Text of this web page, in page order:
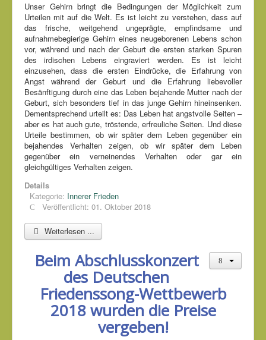
Unser Gehirn bringt die Bedingungen der Möglichkeit zum
Urteilen mit auf die Welt. Es ist leicht zu verstehen, dass auf
das frische, weitgehend ungeprägte, empfindsame und
aufnahmebegierige Gehirn eines neugeborenen Lebens schon
vor, während und nach der Geburt die ersten starken Spuren
des irdischen Lebens eingraviert werden. Es ist leicht
einzusehen, dass die ersten Eindrücke, die Erfahrung von
Angst während der Geburt und die Erfahrung liebevoller
Besänftigung durch eine das Leben bejahende Mutter nach der
Geburt, sich besonders tief in das junge Gehirn hineinsenken.
Dementsprechend urteilt es: Das Leben hat angstvolle Seiten –
aber es hat auch gute, tröstende, erfreuliche Seiten. Und diese
Urteile bestimmen, ob wir später dem Leben gegenüber ein
bejahendes Verhalten zeigen, ob wir später dem Leben
gegenüber ein verneinendes Verhalten oder gar ein
gleichgültiges Verhalten zeigen.
Details
Kategorie: Innerer Frieden
Veröffentlicht: 01. Oktober 2018
Weiterlesen ...
Beim Abschlusskonzert
des Deutschen
Friedenssong-Wettbewerb
2018 wurden die Preise
vergeben!